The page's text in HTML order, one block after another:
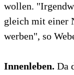
wollen.
gleich mit einer
werben", so
Innenleben. Da